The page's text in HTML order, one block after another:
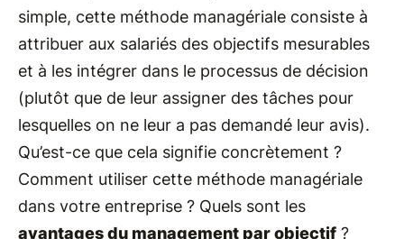
simple, cette méthode managériale consiste à
attribuer aux salariés des objectifs mesurables
et à les intégrer dans le processus de décision
(plutôt que de leur assigner des tâches pour
lesquelles on ne leur a pas demandé leur avis).
Qu’est-ce que cela signifie concrètement ?
Comment utiliser cette méthode managériale
dans votre entreprise ? Quels sont les
avantages du management par objectif ?